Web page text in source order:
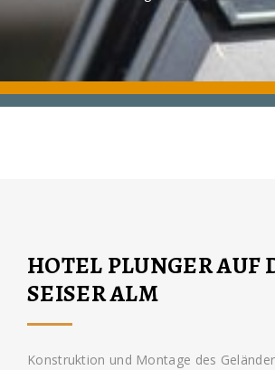
HOTEL PLUNGER AUF
SEISER ALM
Konstruktion und Montage des